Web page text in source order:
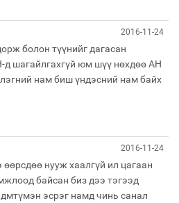
2016-11-24
болон түүнийг дагасан
д шагайлгахгүй юм шүү нөхдөө АН
нам биш үндэсний нам байх
2016-11-24
нууж хаалгүй ил цагаан
байсан биз дээ тэгээд
эсрэг намд чинь санал